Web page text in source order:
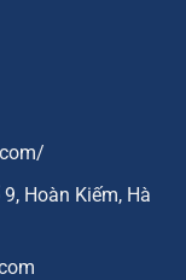
Hoàn Kiếm, Hà